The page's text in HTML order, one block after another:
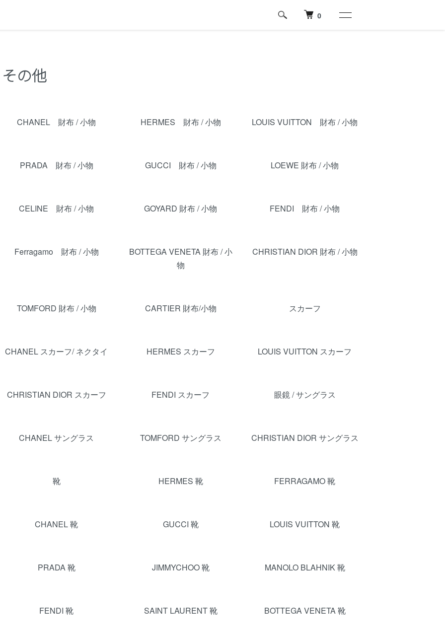
0
その他
CHANEL 財布 / 小物
HERMES 財布 / 小物 LOUIS VUITTON 財布 / 小物
PRADA 財布 / 小物 GUCCI 財布 / 小物 LOEWE 財布 / 小物
CELINE 財布 / 小物 GOYARD 財布 / 小物 FENDI 財布 / 小物
Ferragamo 財布 / 小物
BOTTEGA VENETA 財布 / 小
物
CHRISTIAN DIOR 財布 / 小物
TOMFORD 財布 / 小物 CARTIER 財布/小物 スカーフ
CHANEL スカーフ/ ネクタイ HERMES スカーフ LOUIS VUITTON スカーフ
CHRISTIAN DIOR スカーフ FENDI スカーフ 眼鏡 / サングラス
CHANEL サングラス TOMFORD サングラス CHRISTIAN DIOR サングラス
靴 HERMES 靴 FERRAGAMO 靴
CHANEL 靴 GUCCI 靴 LOUIS VUITTON 靴
PRADA 靴 JIMMYCHOO 靴 MANOLO BLAHNIK 靴
FENDI 靴 SAINT LAURENT 靴 BOTTEGA VENETA 靴